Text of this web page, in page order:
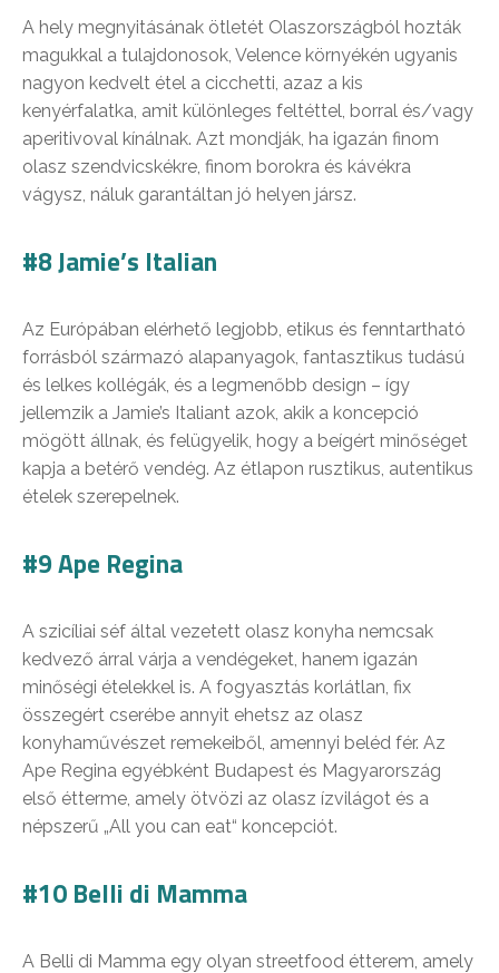
A hely megnyitásának ötletét Olaszországból hozták
magukkal a tulajdonosok, Velence környékén ugyanis
nagyon kedvelt étel a cicchetti, azaz a kis
kenyérfalatka, amit különleges feltéttel, borral és/vagy
aperitivoval kínálnak. Azt mondják, ha igazán finom
olasz szendvicskékre, finom borokra és kávékra
vágysz, náluk garantáltan jó helyen jársz.
#8 Jamie’s Italian
Az Európában elérhető legjobb, etikus és fenntartható
forrásból származó alapanyagok, fantasztikus tudású
és lelkes kollégák, és a legmenőbb design – így
jellemzik a Jamie’s Italiant azok, akik a koncepció
mögött állnak, és felügyelik, hogy a beígért minőséget
kapja a betérő vendég. Az étlapon rusztikus, autentikus
ételek szerepelnek.
#9 Ape Regina
A szicíliai séf által vezetett olasz konyha nemcsak
kedvező árral várja a vendégeket, hanem igazán
minőségi ételekkel is. A fogyasztás korlátlan, fix
összegért cserébe annyit ehetsz az olasz
konyhaművészet remekeiből, amennyi beléd fér. Az
Ape Regina egyébként Budapest és Magyarország
első étterme, amely ötvözi az olasz ízvilágot és a
népszerű „All you can eat“ koncepciót.
#10 Belli di Mamma
A Belli di Mamma egy olyan streetfood étterem, amely